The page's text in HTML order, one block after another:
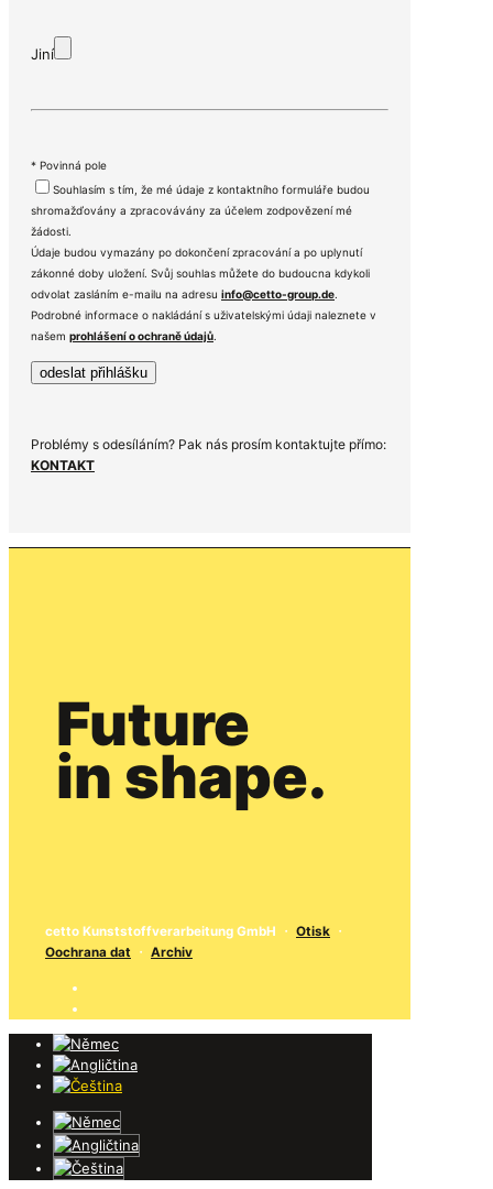
Jiní
* Povinná pole
Souhlasím s tím, že mé údaje z kontaktního formuláře budou
shromažďovány a zpracovávány za účelem zodpovězení mé
žádosti.
Údaje budou vymazány po dokončení zpracování a po uplynutí
zákonné doby uložení. Svůj souhlas můžete do budoucna kdykoli
odvolat zasláním e-mailu na adresu info@cetto-group.de.
Podrobné informace o nakládání s uživatelskými údaji naleznete v
našem prohlášení o ochraně údajů.
Problémy s odesíláním? Pak nás prosím kontaktujte přímo:
KONTAKT
Future
in shape.
cetto Kunststoffverarbeitung GmbH ・ Otisk ・
Oochrana dat ・ Archiv